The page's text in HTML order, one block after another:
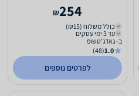
254
₪
כולל משלוח (₪15)
עד 3 ימי עסקים
ב- גאדג'טשופ
1.0
(48)
לפרטים נוספים